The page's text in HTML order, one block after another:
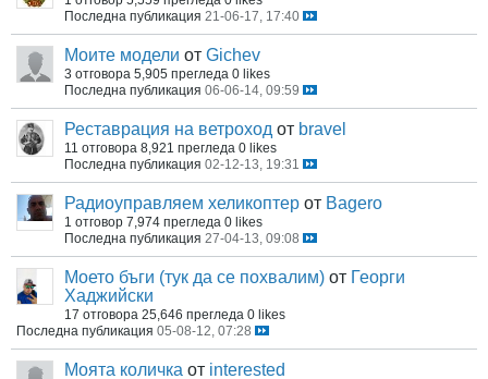
Последна публикация 21-06-17, 17:40
Моите модели от Gichev
3 отговора 5,905 прегледа 0 likes
Последна публикация 06-06-14, 09:59
Реставрация на ветроход от bravel
11 отговора 8,921 прегледа 0 likes
Последна публикация 02-12-13, 19:31
Радиоуправляем хеликоптер от Bagero
1 отговор 7,974 прегледа 0 likes
Последна публикация 27-04-13, 09:08
Моето бъги (тук да се похвалим) от Георги
Хаджийски
17 отговора 25,646 прегледа 0 likes
Последна публикация 05-08-12, 07:28
Моята количка от interested